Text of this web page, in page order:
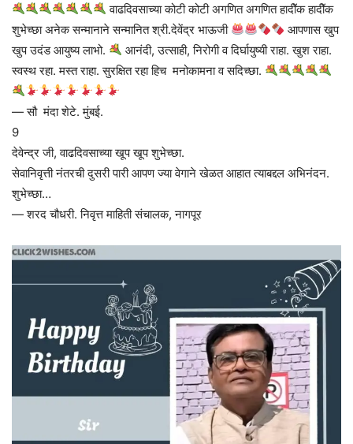
वाढदिवसाच्या कोटी कोटी अगणित अगणित हादीॅक हादीॅक
शुभेच्छा अनेक सन्मानाने सन्मानित श्री.देवेंद्र भाऊजी
आपणास खुप
खुप उदंड आयुष्य लाभो.
आनंदी, उत्साही, निरोगी व दिर्घायुष्यी राहा. खुश राहा.
स्वस्थ रहा. मस्त राहा. सुरक्षित रहा हिच मनोकामना व सदिच्छा.
— सौ मंदा शेटे. मुंबई.
9
देवेन्द्र जी, वाढदिवसाच्या खूप खूप शुभेच्छा.
सेवानिवृत्ती नंतरची दुसरी पारी आपण ज्या वेगाने खेळत आहात त्याबद्दल अभिनंदन.
शुभेच्छा…
— शरद चौधरी. निवृत्त माहिती संचालक, नागपूर